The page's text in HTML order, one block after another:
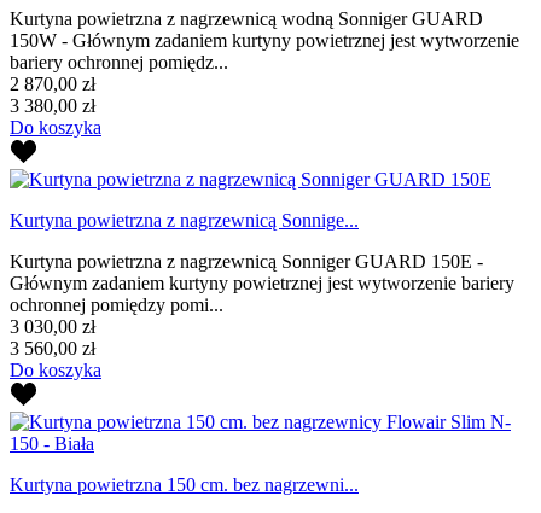
Kurtyna powietrzna z nagrzewnicą wodną Sonniger GUARD
150W - Głównym zadaniem kurtyny powietrznej jest wytworzenie
bariery ochronnej pomiędz...
2 870,00 zł
3 380,00 zł
Do koszyka
Kurtyna powietrzna z nagrzewnicą Sonnige...
Kurtyna powietrzna z nagrzewnicą Sonniger GUARD 150E -
Głównym zadaniem kurtyny powietrznej jest wytworzenie bariery
ochronnej pomiędzy pomi...
3 030,00 zł
3 560,00 zł
Do koszyka
Kurtyna powietrzna 150 cm. bez nagrzewni...